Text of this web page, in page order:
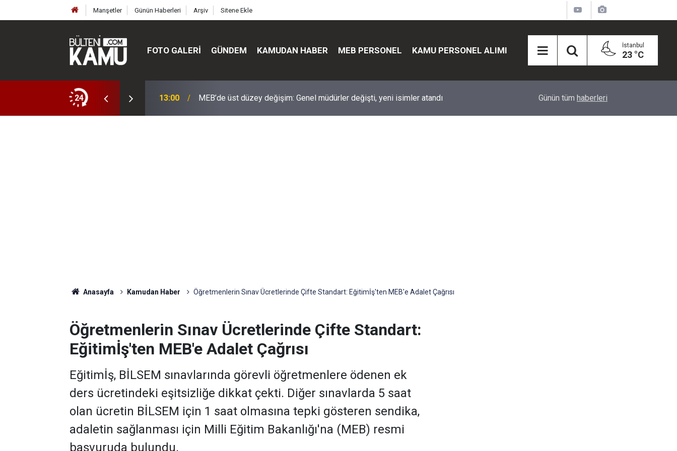
Manşetler Günün Haberleri Arşiv Sitene Ekle
FOTO GALERI GÜNDEM KAMUDAN HABER MEB PERSONEL KAMU PERSONEL ALIMI İstanbul
23 °C
24
ve enstitüler kuruldu, bazıları kapatıldı 13:00 MEB’de üst düzey değişim: Genel müdürler değişti, yeni isimler atandı Eğiti Bir Sen'den Kadınlar İçin Olay Teklif:
Günün tüm haberleri
Anasayfa Kamudan Haber Öğretmenlerin Sınav Ücretlerinde Çifte Standart: Eğitimİş'ten MEB'e Adalet Çağrısı
Öğretmenlerin Sınav Ücretlerinde Çifte Standart:
Eğitimİş'ten MEB'e Adalet Çağrısı
Eğitimİş, BİLSEM sınavlarında görevli öğretmenlere ödenen ek
ders ücretindeki eşitsizliğe dikkat çekti. Diğer sınavlarda 5 saat
olan ücretin BİLSEM için 1 saat olmasına tepki gösteren sendika,
adaletin sağlanması için Milli Eğitim Bakanlığı'na (MEB) resmi
başvuruda bulundu.